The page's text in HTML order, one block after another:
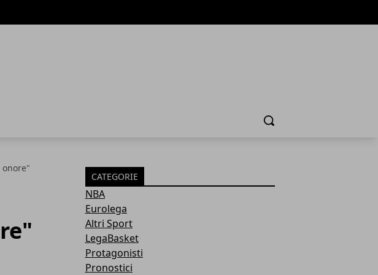
Cerca
onore"
CATEGORIE
NBA
Eurolega
Altri Sport
LegaBasket
Protagonisti
Pronostici